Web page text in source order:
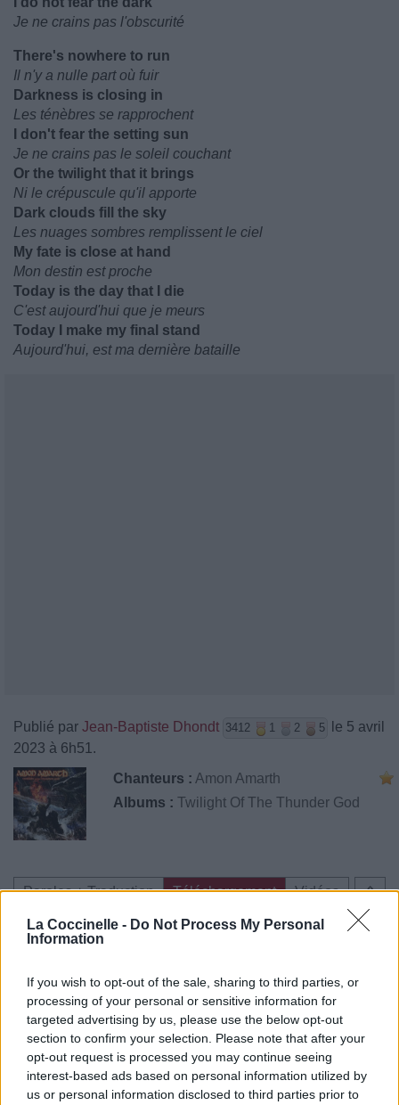
La Coccinelle - Do Not Process My Personal
Information
If you wish to opt-out of the sale, sharing to third parties, or
processing of your personal or sensitive information for
targeted advertising by us, please use the below opt-out
section to confirm your selection. Please note that after your
opt-out request is processed you may continue seeing
interest-based ads based on personal information utilized by
us or personal information disclosed to third parties prior to
Je ne crains pas l'obscurité
There's nowhere to run
Il n'y a nulle part où fuir
Darkness is closing in
Les ténèbres se rapprochent
I don't fear the setting sun
Je ne crains pas le soleil couchant
Or the twilight that it brings
Ni le crépuscule qu'il apporte
Dark clouds fill the sky
Les nuages sombres remplissent le ciel
My fate is close at hand
Mon destin est proche
Today is the day that I die
C'est aujourd'hui que je meurs
Today I make my final stand
Aujourd'hui, est ma dernière bataille
Publié par Jean-Baptiste Dhondt 3412 1 2 5
le 5 avril
2023 à 6h51.
Chanteurs : Amon Amarth
Albums : Twilight Of The Thunder God
⇑
Paroles + Traduction Téléchargement
Vidéos
Commentaires
Pour prolonger le plaisir musical :
Vous aimez chanter, apprenez la guitare chez
Télécharger légalement les MP3 sur
Télécharger légalement les MP3 ou trouver le CD sur